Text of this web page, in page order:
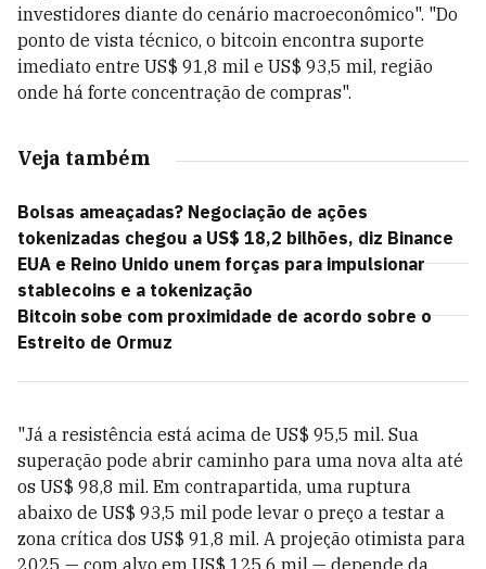
investidores diante do cenário macroeconômico". "Do
ponto de vista técnico, o bitcoin encontra suporte
imediato entre US$ 91,8 mil e US$ 93,5 mil, região
onde há forte concentração de compras".
Veja também
Bolsas ameaçadas? Negociação de ações
tokenizadas chegou a US$ 18,2 bilhões, diz Binance
EUA e Reino Unido unem forças para impulsionar
stablecoins e a tokenização
Bitcoin sobe com proximidade de acordo sobre o
Estreito de Ormuz
"Já a resistência está acima de US$ 95,5 mil. Sua
superação pode abrir caminho para uma nova alta até
os US$ 98,8 mil. Em contrapartida, uma ruptura
abaixo de US$ 93,5 mil pode levar o preço a testar a
zona crítica dos US$ 91,8 mil. A projeção otimista para
2025 — com alvo em US$ 125,6 mil — depende da